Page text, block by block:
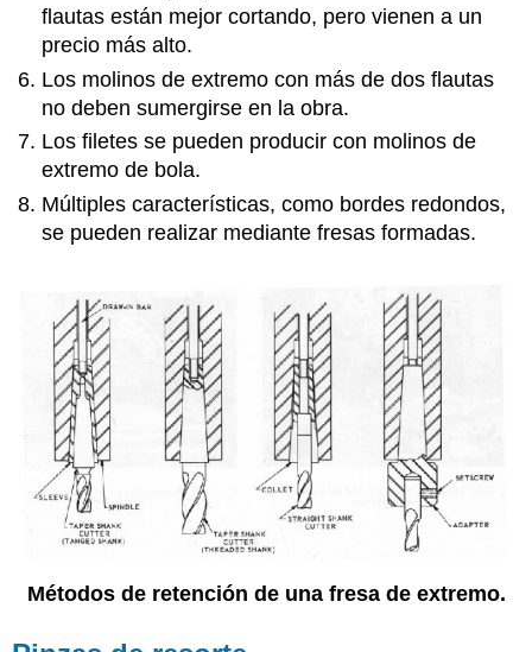
flautas están mejor cortando, pero vienen a un
precio más alto.
Los molinos de extremo con más de dos flautas
no deben sumergirse en la obra.
Los filetes se pueden producir con molinos de
extremo de bola.
Múltiples características, como bordes redondos,
se pueden realizar mediante fresas formadas.
Métodos de retención de una fresa de extremo.